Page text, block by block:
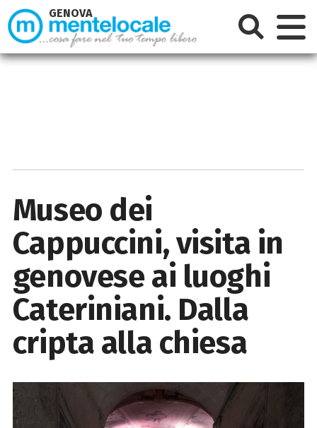
Museo dei
Cappuccini, visita in
genovese ai luoghi
Cateriniani. Dalla
cripta alla chiesa
GENOVA